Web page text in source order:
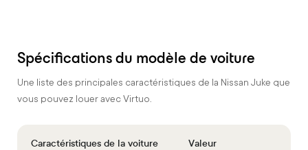
Spécifications du modèle de voiture
Une liste des principales caractéristiques de la Nissan Juke que
vous pouvez louer avec Virtuo.
Caractéristiques de la voiture Valeur